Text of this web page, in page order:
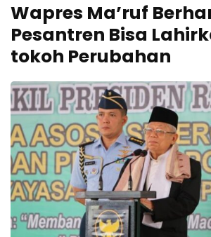
Wapres Ma’ruf
Pesantren Bisa
tokoh Perubahan